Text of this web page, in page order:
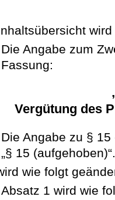
Die Angabe zum
Fassung:
Vergütung des
Die Angabe zu §
„§ 15
wie folgt
Absatz 1 wird wie